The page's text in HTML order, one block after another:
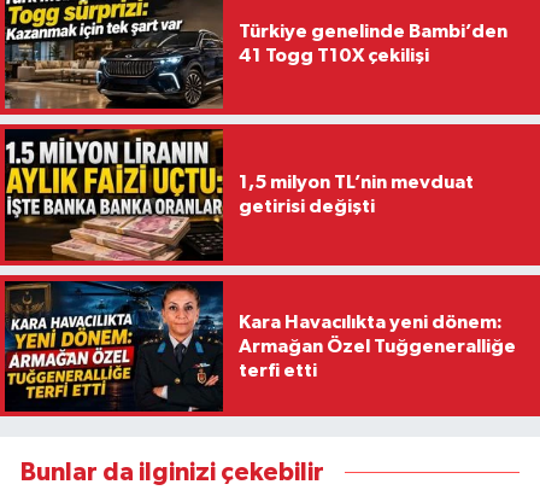
Türkiye genelinde Bambi’den
41 Togg T10X çekilişi
1,5 milyon TL’nin mevduat
getirisi değişti
Kara Havacılıkta yeni dönem:
Armağan Özel Tuğgeneralliğe
terfi etti
Bunlar da ilginizi çekebilir